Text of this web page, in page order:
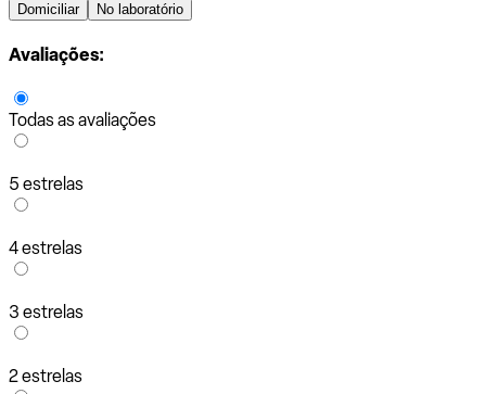
Domiciliar No laboratório
Avaliações:
Todas as avaliações
5 estrelas
4 estrelas
3 estrelas
2 estrelas